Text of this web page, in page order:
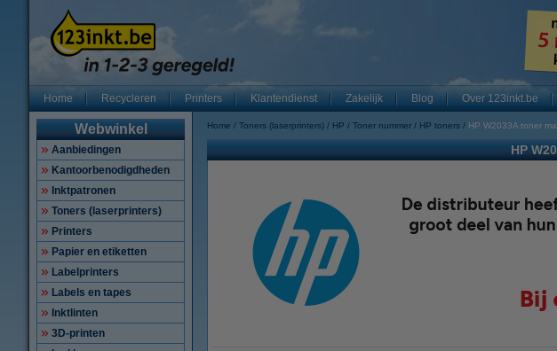
Home Recycleren Printers Klantendienst Zakelijk Blog Over 123inkt.be
Webwinkel
Aanbiedingen
Kantoorbenodigdheden
Inktpatronen
Toners (laserprinters)
Printers
Papier en etiketten
Labelprinters
Labels en tapes
Inktlinten
3D-printen
Home Toners (laserprinters) HP Toner nummer HP toners HP W2033A toner
HP